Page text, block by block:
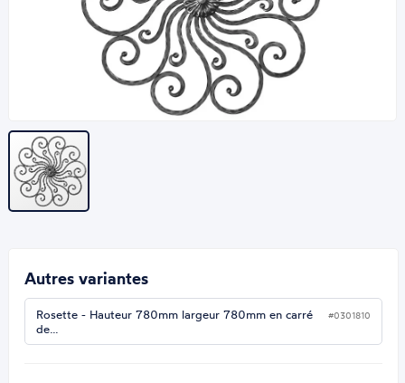
Autres variantes
Rosette - Hauteur 780mm largeur 780mm en carré
de…
#0301810